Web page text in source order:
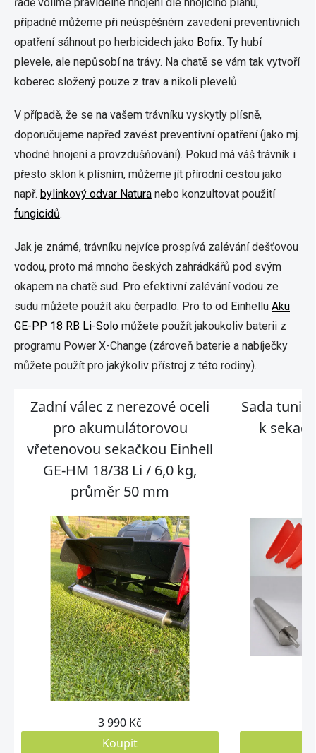
případně můžeme při neúspěšném zavedení preventivních
opatření sáhnout po herbicidech jako Bofix. Ty hubí
plevele, ale nepůsobí na trávy. Na chatě se vám tak vytvoří
koberec složený pouze z trav a nikoli plevelů.
V případě, že se na vašem trávníku vyskytly plísně,
doporučujeme napřed zavést preventivní opatření (jako mj.
vhodné hnojení a provzdušňování). Pokud má váš trávník i
přesto sklon k plísním, můžeme jít přírodní cestou jako
např. bylinkový odvar Natura nebo konzultovat použití
fungicidů.
Jak je známé, trávníku nejvíce prospívá zalévání dešťovou
vodou, proto má mnoho českých zahrádkářů pod svým
okapem na chatě sud. Pro efektivní zalévání vodou ze
sudu můžete použít aku čerpadlo. Pro to od Einhellu Aku
GE-PP 18 RB Li-Solo můžete použít jakoukoliv baterii z
programu Power X-Change (zároveň baterie a nabíječky
můžete použít pro jakýkoliv přístroj z této rodiny).